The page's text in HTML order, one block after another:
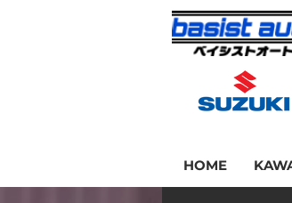
HOME